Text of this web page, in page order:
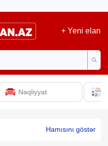
+ Yeni elan
Nəqliyyat
Hamısını göstər